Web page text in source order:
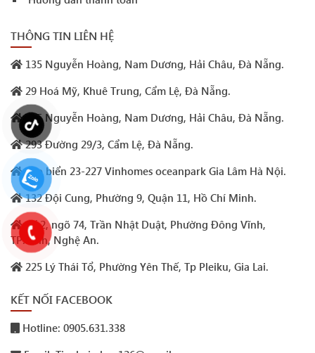
THÔNG TIN LIÊN HỆ
135 Nguyễn Hoàng, Nam Dương, Hải Châu, Đà Nẵng.
29 Hoá Mỹ, Khuê Trung, Cẩm Lệ, Đà Nẵng.
105 Nguyễn Hoàng, Nam Dương, Hải Châu, Đà Nẵng.
293 Đường 29/3, Cẩm Lệ, Đà Nẵng.
Sao biển 23-227 Vinhomes oceanpark Gia Lâm Hà Nội.
132 Đội Cung, Phường 9, Quận 11, Hồ Chí Minh.
Số 2, ngõ 74, Trần Nhật Duật, Phường Đông Vĩnh,
TP.Vinh, Nghệ An.
225 Lý Thái Tổ, Phường Yên Thế, Tp Pleiku, Gia Lai.
KẾT NỐI FACEBOOK
Hotline: 0905.631.338